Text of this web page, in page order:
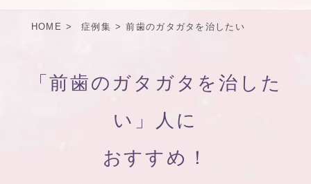
HOME 症例集 前歯のガタガタを治したい
「前歯のガタガタを治した
い」人に
おすすめ！